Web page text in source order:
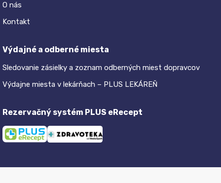
O nás
Kontakt
Výdajné a odberné miesta
Sledovanie zásielky a zoznam odberných miest dopravcov
Výdajne miesta v lekárňach – PLUS LEKÁREŇ
Rezervačný systém PLUS eRecept